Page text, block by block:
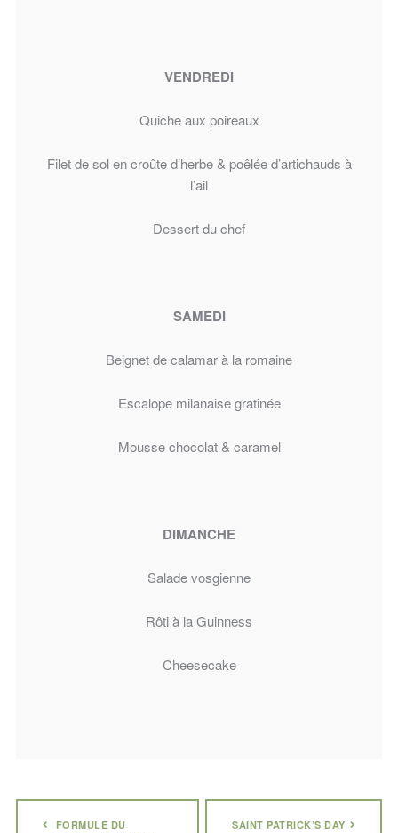
VENDREDI
Quiche aux poireaux
Filet de sol en croûte d’herbe & poêlée d’artichauds à
l’ail
Dessert du chef
SAMEDI
Beignet de calamar à la romaine
Escalope milanaise gratinée
Mousse chocolat & caramel
DIMANCHE
Salade vosgienne
Rôti à la Guinness
Cheesecake
FORMULE DU
SAINT PATRICK’S DAY